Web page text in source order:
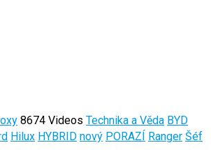
8674 Videos Technika a Věda BYD
Hilux HYBRID nový PORAZÍ Ranger Šéf